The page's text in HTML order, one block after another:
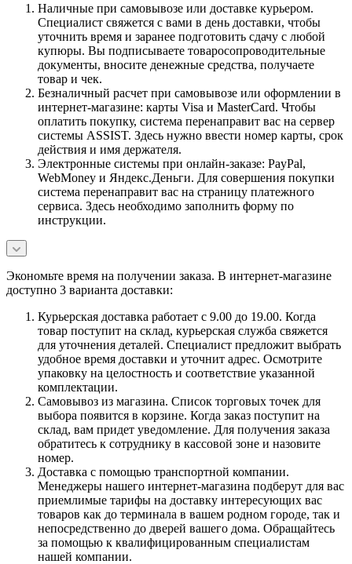
Наличные при самовывозе или доставке курьером.
Специалист свяжется с вами в день доставки, чтобы
уточнить время и заранее подготовить сдачу с любой
купюры. Вы подписываете товаросопроводительные
документы, вносите денежные средства, получаете
товар и чек.
Безналичный расчет при самовывозе или оформлении в
интернет-магазине: карты Visa и MasterCard. Чтобы
оплатить покупку, система перенаправит вас на сервер
системы ASSIST. Здесь нужно ввести номер карты, срок
действия и имя держателя.
Электронные системы при онлайн-заказе: PayPal,
WebMoney и Яндекс.Деньги. Для совершения покупки
система перенаправит вас на страницу платежного
сервиса. Здесь необходимо заполнить форму по
инструкции.
Экономьте время на получении заказа. В интернет-магазине
доступно 3 варианта доставки:
Курьерская доставка работает с 9.00 до 19.00. Когда
товар поступит на склад, курьерская служба свяжется
для уточнения деталей. Специалист предложит выбрать
удобное время доставки и уточнит адрес. Осмотрите
упаковку на целостность и соответствие указанной
комплектации.
Самовывоз из магазина. Список торговых точек для
выбора появится в корзине. Когда заказ поступит на
склад, вам придет уведомление. Для получения заказа
обратитесь к сотруднику в кассовой зоне и назовите
номер.
Доставка с помощью транспортной компании.
Менеджеры нашего интернет-магазина подберут для вас
приемлимые тарифы на доставку интересующих вас
товаров как до терминала в вашем родном городе, так и
непосредственно до дверей вашего дома. Обращайтесь
за помощью к квалифицированным специалистам
нашей компании.